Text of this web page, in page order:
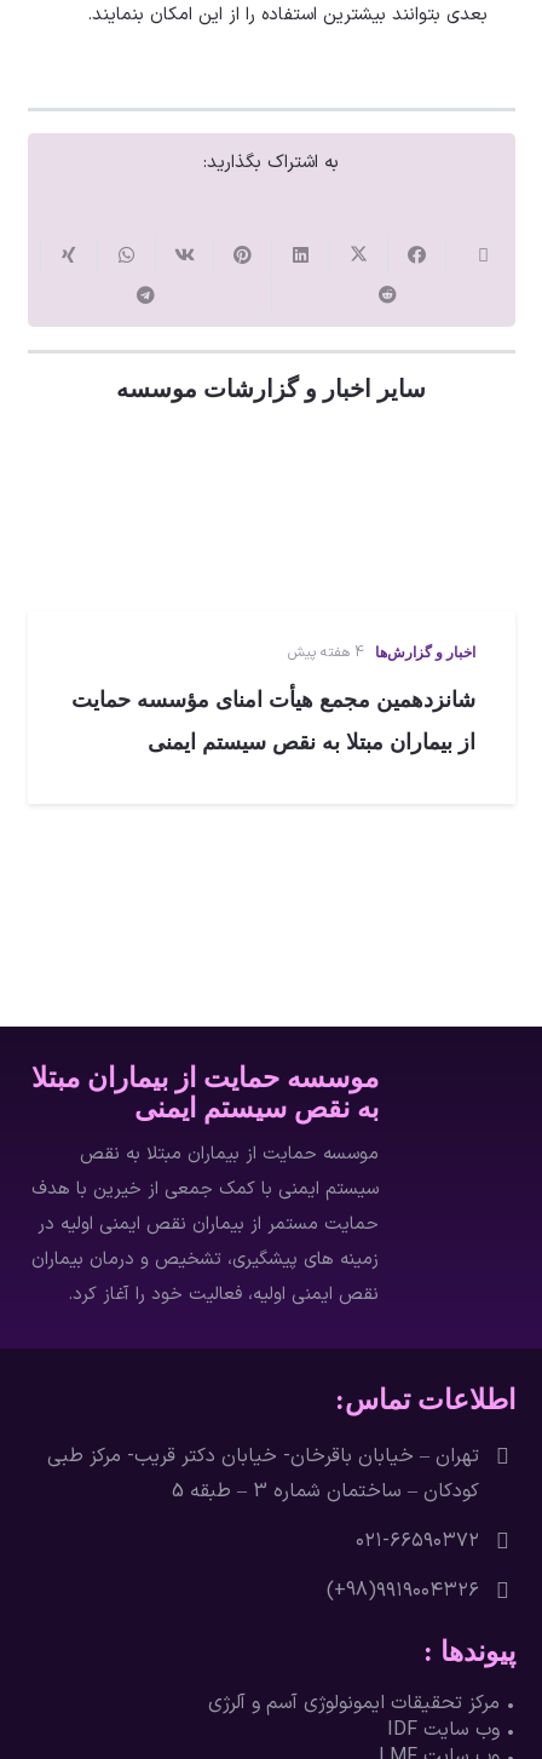
بعدی بتوانند بیشترین استفاده را از این امکان بنمایند.
به اشتراک بگذارید:
سایر اخبار و گزارشات موسسه
اخبار و گزارش‌ها 4 هفته پیش
شانزدهمین مجمع هیأت امنای مؤسسه حمایت
از بیماران مبتلا به نقص سیستم ایمنی
موسسه حمایت از بیماران مبتلا
به نقص سیستم ایمنی
موسسه حمایت از بیماران مبتلا به نقص
سیستم ایمنی با كمك جمعي از خيرين با هدف
حمایت مستمر از بیماران نقص ایمنی اولیه در
زمینه های پیشگیری، تشخیص و درمان بيماران
نقص ايمني اوليه، فعاليت خود را آغاز كرد.
اطلاعات تماس:
تهران – خيابان باقرخان- خيابان دکتر قريب- مرکز طبی
کودکان – ساختمان شماره 3 – طبقه 5
۶۶۵۹۰۳۷۲-٠٢١
۹۹۱۹۰۰۴۳۲۶(98+)
پیوندها :
• مرکز تحقیقات ایمونولوژی آسم و آلرژی
• وب سایت IDF